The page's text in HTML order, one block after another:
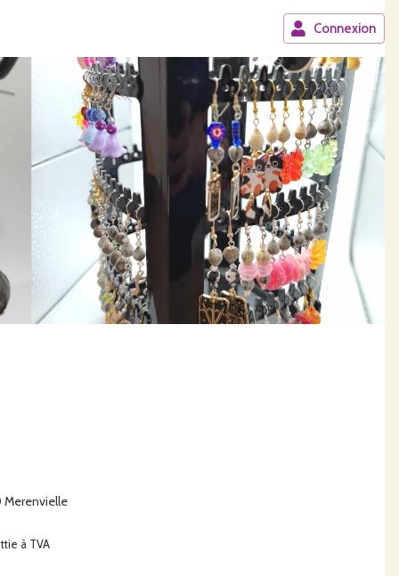
Connexion
Merenvielle
à TVA